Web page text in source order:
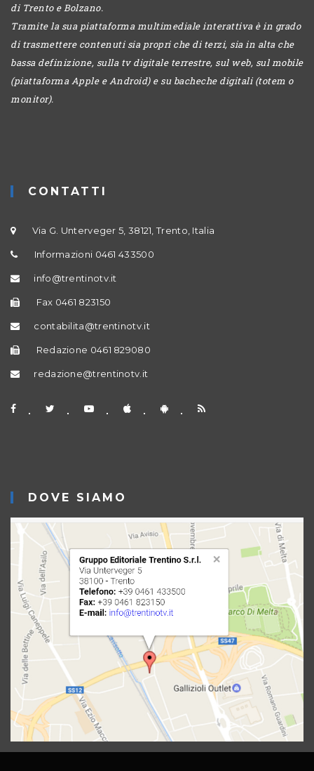
di Trento e Bolzano.
Tramite la sua piattaforma multimediale interattiva è in grado
di trasmettere contenuti sia propri che di terzi, sia in alta che
bassa definizione, sulla tv digitale terrestre, sul web, sul mobile
(piattaforma Apple e Android) e su bacheche digitali (totem o
monitor).
CONTATTI
Via G. Unterveger 5, 38121, Trento, Italia
Informazioni 0461 433500
info@trentinotv.it
Fax 0461 823150
contabilita@trentinotv.it
Redazione 0461 829080
redazione@trentinotv.it
DOVE SIAMO